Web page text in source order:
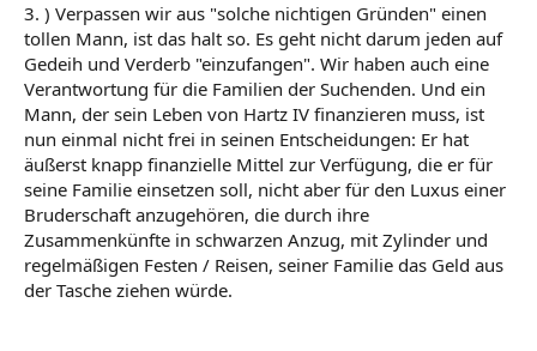
3. ) Verpassen wir aus "solche nichtigen Gründen" einen
tollen Mann, ist das halt so. Es geht nicht darum jeden auf
Gedeih und Verderb "einzufangen". Wir haben auch eine
Verantwortung für die Familien der Suchenden. Und ein
Mann, der sein Leben von Hartz IV finanzieren muss, ist
nun einmal nicht frei in seinen Entscheidungen: Er hat
äußerst knapp finanzielle Mittel zur Verfügung, die er für
seine Familie einsetzen soll, nicht aber für den Luxus einer
Bruderschaft anzugehören, die durch ihre
Zusammenkünfte in schwarzen Anzug, mit Zylinder und
regelmäßigen Festen / Reisen, seiner Familie das Geld aus
der Tasche ziehen würde.